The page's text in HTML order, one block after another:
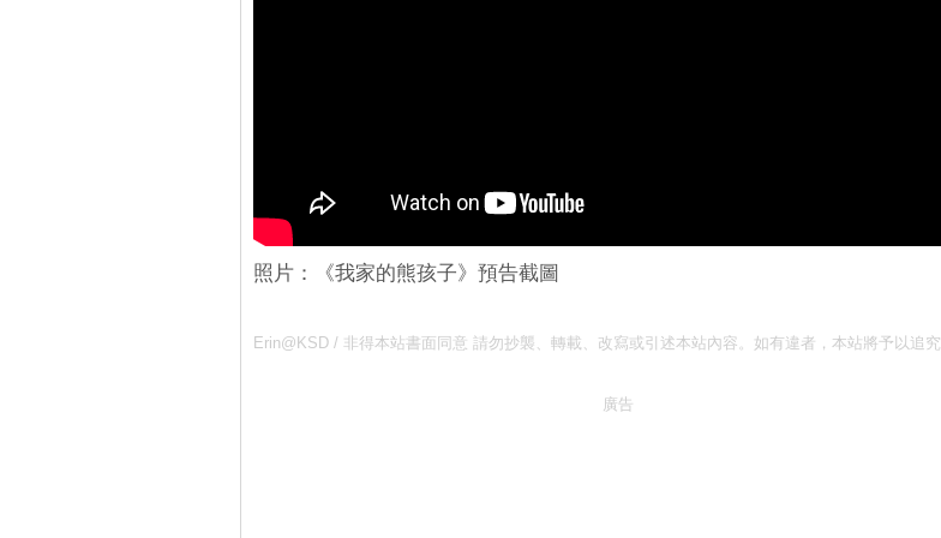
照片：《我家的熊孩子》預告截圖
Erin@KSD / 非得本站書面同意 請勿抄襲、轉載、改寫或引述本站內容。如有違者，本站將予以追究
廣告